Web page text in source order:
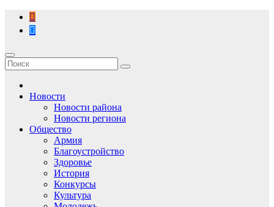
Перейти
содержимому
Новости
Новости района
Новости региона
Общество
Армия
Благоустройство
Здоровье
История
Конкурсы
Культура